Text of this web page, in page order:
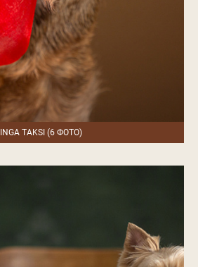
INGA TAKSI (6 ФОТО)